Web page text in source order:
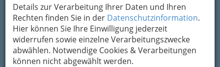
Details zur Verarbeitung Ihrer Daten und Ihren
Rechten finden Sie in der Datenschutzinformation.
Hier können Sie Ihre Einwilligung jederzeit
widerrufen sowie einzelne Verarbeitungszwecke
abwählen. Notwendige Cookies & Verarbeitungen
können nicht abgewählt werden.